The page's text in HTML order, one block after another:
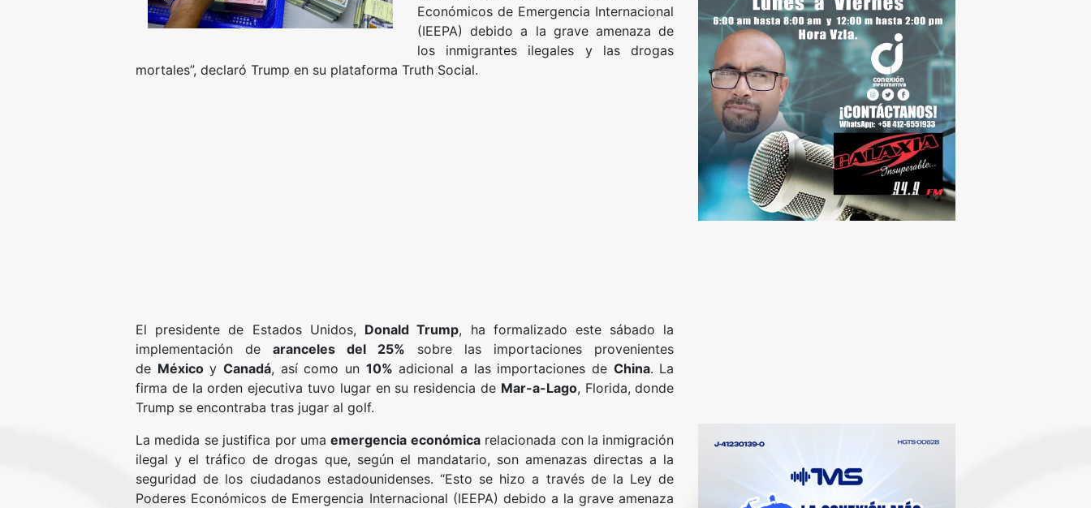
Económicos de Emergencia Internacional
(IEEPA) debido a la grave amenaza de
los inmigrantes ilegales y las drogas
mortales”, declaró Trump en su plataforma Truth Social.
El presidente de Estados Unidos, Donald Trump, ha formalizado este sábado la
implementación dearanceles del 25% sobre las importaciones provenientes
de MéxicoyCanadá, así como un 10% adicional a las importaciones de China. La
firma de la orden ejecutiva tuvo lugar en su residencia de Mar-a-Lago, Florida, donde
Trump se encontraba tras jugar al golf.
La medida se justifica por umaemergencia económicarelacionada con la inmigración
ilegal y el tráfico de drogas que, según el mandatario, son amenazas directas a la
seguridad de los ciudadanos estadounidenses. “Esto se hizo a través de la Ley de
Poderes Económicos de Emergencia Internacional (IEEPA) debido a la grave amenaza